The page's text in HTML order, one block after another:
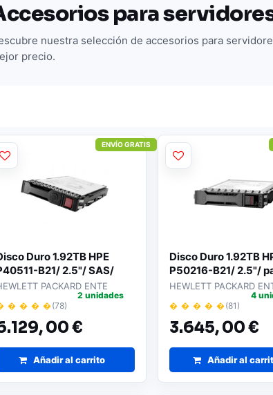
para
nuestra selección de accesorios para
precio.
Duro 1.92TB HPE
B21/ 2.5"/ SAS/
Servidores
PACKARD ENTE
� � � �(78)
00 €
2 unidades
Añadir al carrito
ENVÍO GRATIS
Disco Duro 1.92TB
P50216-B21/ 2.5"/
Servidores
HEWLETT PACKARD
� � � � �(81)
3.645,00 €
4
Añadir al